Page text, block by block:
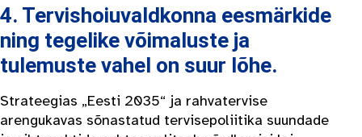
4. Tervishoiuvaldkonna eesmärkide
ning tegelike võimaluste ja
tulemuste vahel on suur lõhe.
Strateegias „Eesti 2035“ ja rahvatervise
arengukavas sõnastatud tervisepoliitika suundade